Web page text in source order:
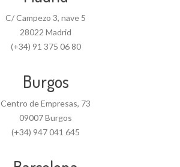
C/ Campezo 3, nave 5
28022 Madrid
(+34) 91 375 06 80
Burgos
Centro de Empresas, 73
09007 Burgos
(+34) 947 041 645